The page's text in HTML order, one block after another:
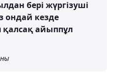
бері жүргізуші
ондай кезде
қалсақ айыппұл